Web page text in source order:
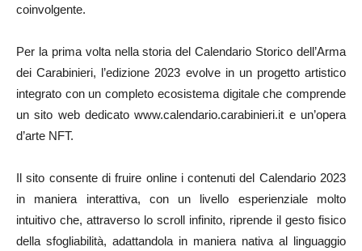
coinvolgente.
Per la prima volta nella storia del Calendario Storico dell’Arma
dei Carabinieri, l’edizione 2023 evolve in un progetto artistico
integrato con un completo ecosistema digitale che comprende
un sito web dedicato www.calendario.carabinieri.it e un’opera
d’arte NFT.
Il sito consente di fruire online i contenuti del Calendario 2023
in maniera interattiva, con un livello esperienziale molto
intuitivo che, attraverso lo scroll infinito, riprende il gesto fisico
della sfogliabilità, adattandola in maniera nativa al linguaggio